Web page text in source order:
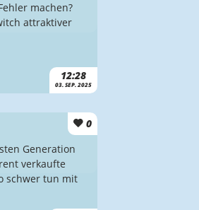
12:28
03. SEP. 2025
machen?
attraktiver
0
Generation
verkaufte
schwer tun mit